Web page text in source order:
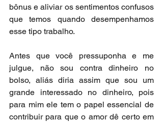
bônus e aliviar os sentimentos confusos
que temos quando desempenhamos
esse tipo trabalho.
Antes que você pressuponha e me
julgue, não sou contra dinheiro no
bolso, aliás diria assim que sou um
grande interessado no dinheiro, pois
para mim ele tem o papel essencial de
contribuir para que o amor dê certo em